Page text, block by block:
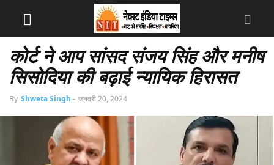
कोर्ट ने आप सांसद संजय सिंह और मनीष
सिसोदिया की बढ़ाई न्यायिक हिरासत
By Shweta Singh - जनवरी 20, 2024